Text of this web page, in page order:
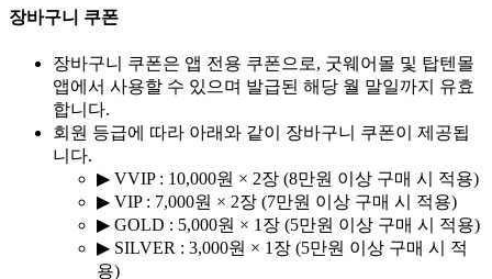
장바구니 쿠폰
장바구니 쿠폰은 앱 전용 쿠폰으로, 굿웨어몰 및 탑텐몰
앱에서 사용할 수 있으며 발급된 해당 월 말일까지 유효
합니다.
회원 등급에 따라 아래와 같이 장바구니 쿠폰이 제공됩
니다.
▶ VVIP : 10,000원 × 2장 (8만원 이상 구매 시 적용)
▶ VIP : 7,000원 × 2장 (7만원 이상 구매 시 적용)
▶ GOLD : 5,000원 × 1장 (5만원 이상 구매 시 적용)
▶ SILVER : 3,000원 × 1장 (5만원 이상 구매 시 적
용)